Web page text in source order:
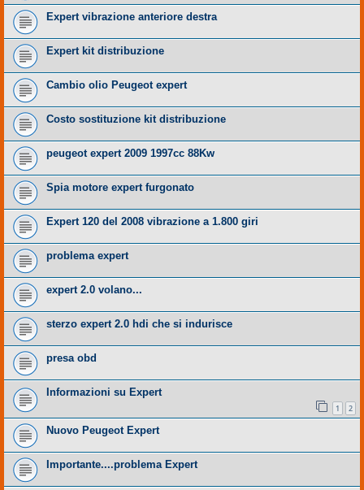
Expert vibrazione anteriore destra
Expert kit distribuzione
Cambio olio Peugeot expert
Costo sostituzione kit distribuzione
peugeot expert 2009 1997cc 88Kw
Spia motore expert furgonato
Expert 120 del 2008 vibrazione a 1.800 giri
problema expert
expert 2.0 volano...
sterzo expert 2.0 hdi che si indurisce
presa obd
Informazioni su Expert
1 2
Nuovo Peugeot Expert
Importante....problema Expert